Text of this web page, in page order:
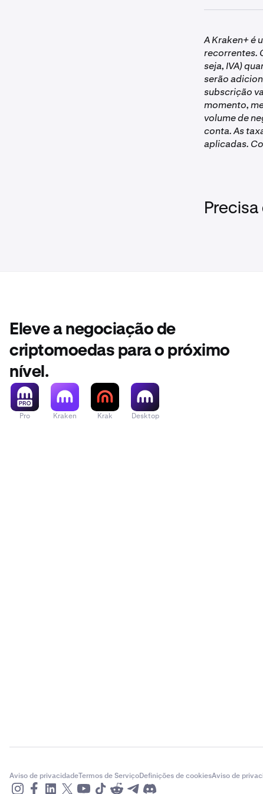
ter uma
•
A sua
não foi
•
A
Não
A Kraken+ é
recorrentes.
seja, IVA)
serão
subscrição
momento,
volume de
conta. As
aplicadas.
Eleve a negociação de
criptomoedas para o próximo
nível.
Pro Kraken Krak Desktop
Aviso de privacidadeTermos de ServiçoDefinições de cookiesAviso de